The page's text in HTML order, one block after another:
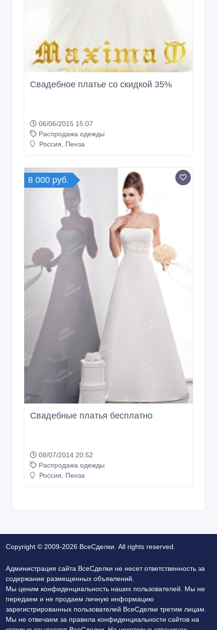
Свадебное платье со скидкой 35%
06/06/2015 15:07
Распродажа одежды
Россия, Пенза
8 000 руб.
Свадебные платья бесплатно
08/07/2014 20:52
Распродажа одежды
Россия, Пенза
Copyright © 2009-2026 ВсеСделки. All rights reserved.
Администрация сайта ВсеСделки не несет ответственность за
содержание размещенных объявлений.
Мы ценим конфиденциальность наших пользователей. Мы не
передаем и не продаем личную информацию
зарегистрированных пользователей ВсеСделки третим лицам.
Мы не отвечаем за правила конфиденциальности сайтов на